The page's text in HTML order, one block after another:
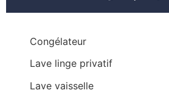
Congélateur
Lave linge privatif
Lave vaisselle